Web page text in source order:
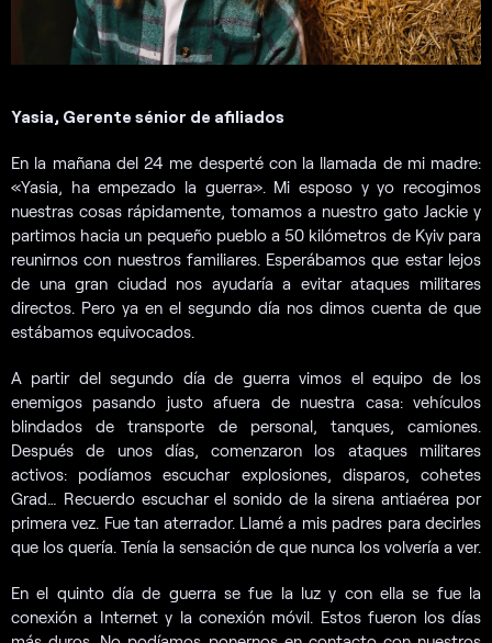
Yasia, Gerente sénior de afiliados
En la mañana del 24 me desperté con la llamada de mi madre:
«Yasia, ha empezado la guerra». Mi esposo y yo recogimos
nuestras cosas rápidamente, tomamos a nuestro gato Jackie y
partimos hacia un pequeño pueblo a 50 kilómetros de Kyiv para
reunirnos con nuestros familiares. Esperábamos que estar lejos
de una gran ciudad nos ayudaría a evitar ataques militares
directos. Pero ya en el segundo día nos dimos cuenta de que
estábamos equivocados.
​​A partir del segundo día de guerra vimos el equipo de los
enemigos pasando justo afuera de nuestra casa: vehículos
blindados de transporte de personal, tanques, camiones.
Después de unos días, comenzaron los ataques militares
activos: podíamos escuchar explosiones, disparos, cohetes
Grad… Recuerdo escuchar el sonido de la sirena antiaérea por
primera vez. Fue tan aterrador. Llamé a mis padres para decirles
que los quería. Tenía la sensación de que nunca los volvería a ver.
En el quinto día de guerra se fue la luz y con ella se fue la
conexión a Internet y la conexión móvil. Estos fueron los días